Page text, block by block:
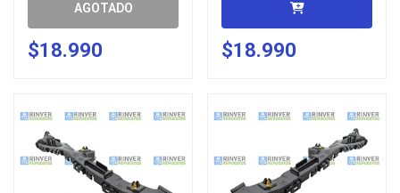
AGOTADO
$18.990 $18.990